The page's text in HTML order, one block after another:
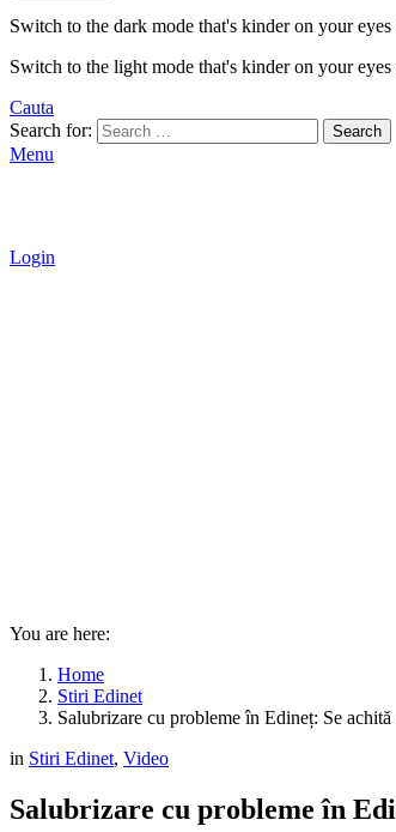
Switch to the dark mode that's kinder on your
Switch to the light mode that's kinder on your eyes
Cauta
Search for:
Search
Menu
Login
You are here:
Home
Stiri Edinet
Salubrizare cu probleme în Edineț: Se
in Stiri Edinet, Video
Salubrizare cu probleme în